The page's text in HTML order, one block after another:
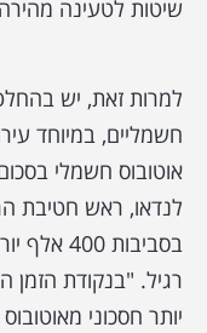
שיטות לטעינה
למרות זאת, יש
חשמליים, במיוחד
לנדאו, ראש חטיבת
בסביבות
רגיל. "בנקודת הזמן
יותר חסכוני